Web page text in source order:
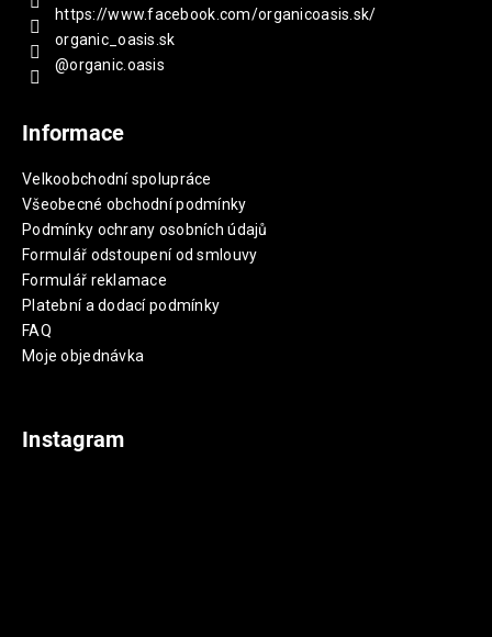
https://www.facebook.com/organicoasis.sk/
organic_oasis.sk
@organic.oasis
Informace
Velkoobchodní spolupráce
Všeobecné obchodní podmínky
Podmínky ochrany osobních údajů
Formulář odstoupení od smlouvy
Formulář reklamace
Platební a dodací podmínky
FAQ
Moje objednávka
Instagram